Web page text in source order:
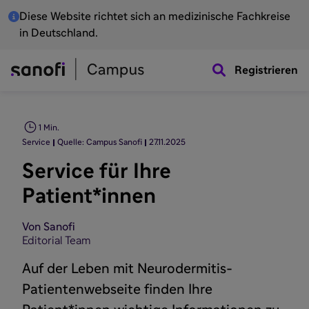
Diese Website richtet sich an medizinische Fachkreise
in Deutschland.
Registrieren
Service Quelle: Campus Sanofi 27.11.2025
1 Min.
Service für Ihre
Patient*innen
Von Sanofi
Editorial Team
Auf der Leben mit Neurodermitis-
Patientenwebseite finden Ihre